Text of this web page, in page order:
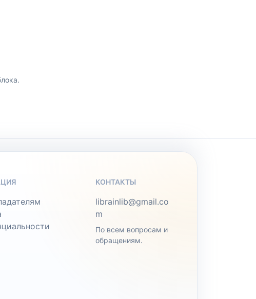
КОНТАКТЫ
librainlib@gmail.co
m
По всем вопросам и
обращениям.